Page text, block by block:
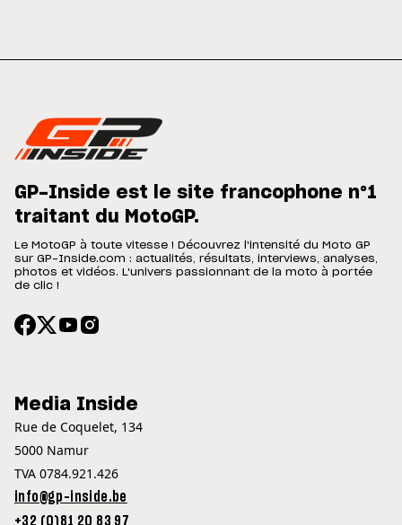
GP-Inside est le site francophone n°1
traitant du MotoGP.
Le MotoGP à toute vitesse ! Découvrez l'intensité du Moto GP
sur GP-Inside.com : actualités, résultats, interviews, analyses,
photos et vidéos. L'univers passionnant de la moto à portée
de clic !
Media Inside
Rue de Coquelet, 134
5000 Namur
TVA 0784.921.426
info@gp-inside.be
+32 (0)81 20 83 97